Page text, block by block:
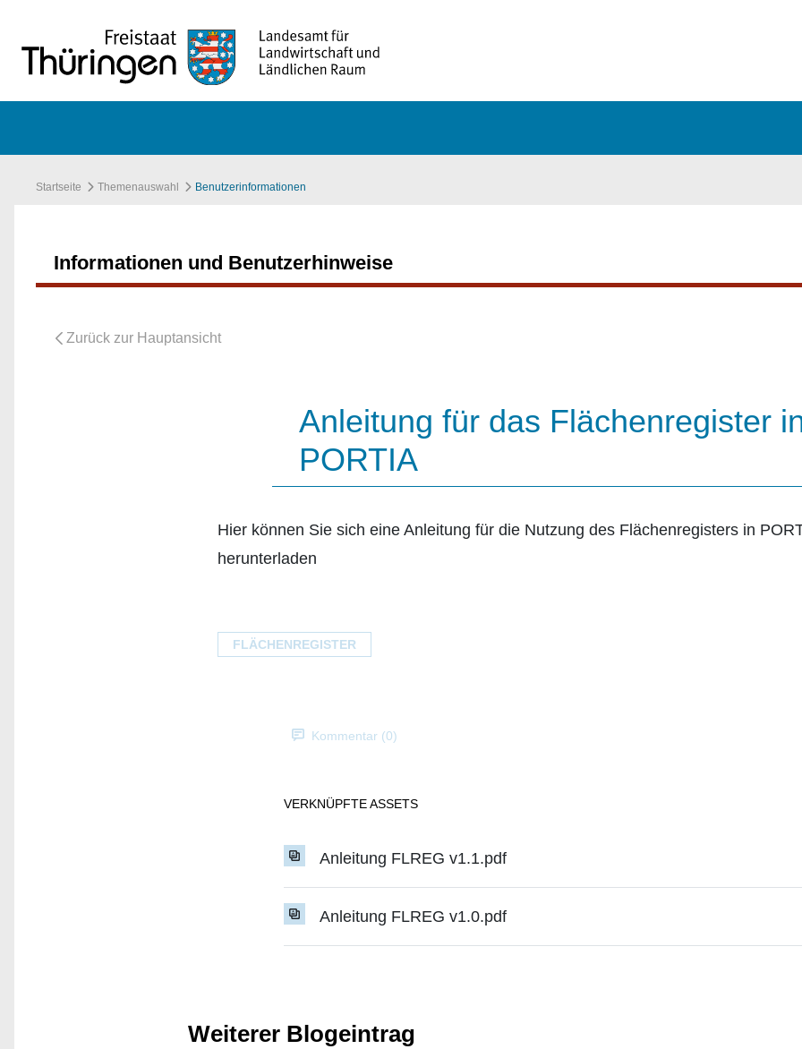
Startseite Themenauswahl Benutzerinformationen
Informationen und Benutzerhinweise
Anleitung für das Flächenregister
PORTIA
Hier können Sie sich eine Anleitung für die Nutzung des Flächenregisters in
herunterladen
FLÄCHENREGISTER
Kommentar (0)
VERKNÜPFTE ASSETS
Anleitung FLREG v1.1.pdf
Anleitung FLREG v1.0.pdf
Weiterer Blogeintrag